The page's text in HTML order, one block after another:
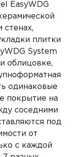
EasyWDG
стенах,
плитки
System
облицовке,
одинаковые
покрытие на
соседними
под
от
с каждой